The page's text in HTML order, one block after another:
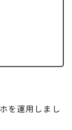
を運用しまし